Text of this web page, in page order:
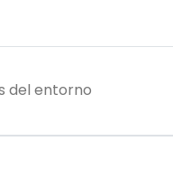
del entorno